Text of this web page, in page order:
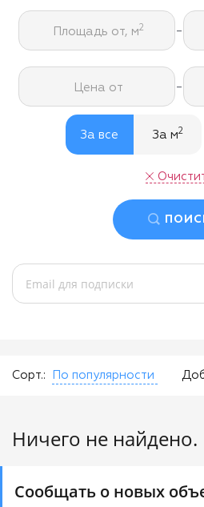
Площадь от, м2 -
Цена от -
За все За м2
Сорт.: По популярности
Ничего не найдено.
Сообщать о новых